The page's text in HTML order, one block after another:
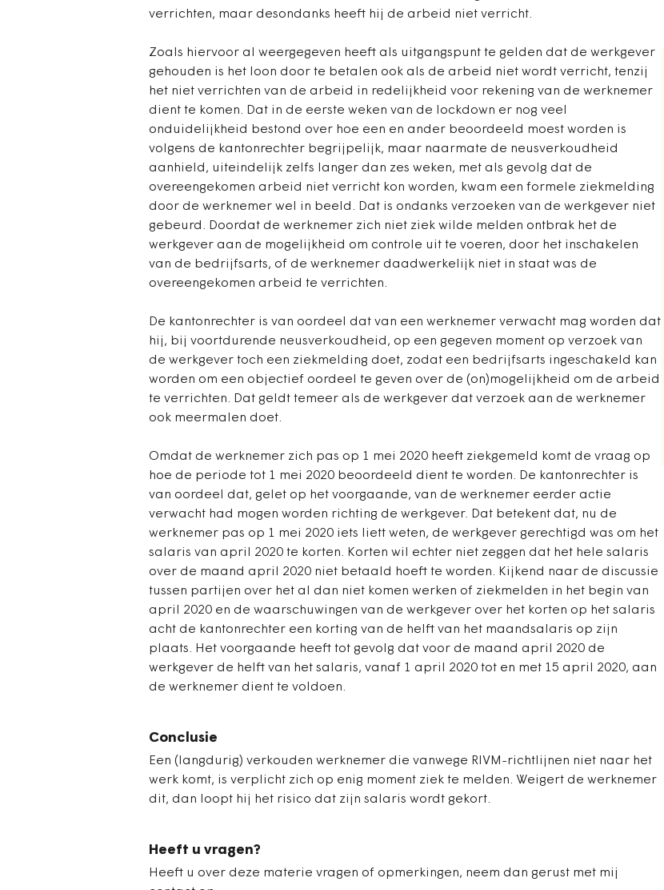
verrichten, maar desondanks heeft hij de arbeid niet verricht.
Zoals hiervoor al weergegeven heeft als uitgangspunt te gelden dat de werkgever
gehouden is het loon door te betalen ook als de arbeid niet wordt verricht, tenzij
het niet verrichten van de arbeid in redelijkheid voor rekening van de werknemer
dient te komen. Dat in de eerste weken van de lockdown er nog veel
onduidelijkheid bestond over hoe een en ander beoordeeld moest worden is
volgens de kantonrechter begrijpelijk, maar naarmate de neusverkoudheid
aanhield, uiteindelijk zelfs langer dan zes weken, met als gevolg dat de
overeengekomen arbeid niet verricht kon worden, kwam een formele ziekmelding
door de werknemer wel in beeld. Dat is ondanks verzoeken van de werkgever niet
gebeurd. Doordat de werknemer zich niet ziek wilde melden ontbrak het de
werkgever aan de mogelijkheid om controle uit te voeren, door het inschakelen
van de bedrijfsarts, of de werknemer daadwerkelijk niet in staat was de
overeengekomen arbeid te verrichten.
De kantonrechter is van oordeel dat van een werknemer verwacht mag worden dat
hij, bij voortdurende neusverkoudheid, op een gegeven moment op verzoek van
de werkgever toch een ziekmelding doet, zodat een bedrijfsarts ingeschakeld kan
worden om een objectief oordeel te geven over de (on)mogelijkheid om de arbeid
te verrichten. Dat geldt temeer als de werkgever dat verzoek aan de werknemer
ook meermalen doet.
Omdat de werknemer zich pas op 1 mei 2020 heeft ziekgemeld komt de vraag op
hoe de periode tot 1 mei 2020 beoordeeld dient te worden. De kantonrechter is
van oordeel dat, gelet op het voorgaande, van de werknemer eerder actie
verwacht had mogen worden richting de werkgever. Dat betekent dat, nu de
werknemer pas op 1 mei 2020 iets liett weten, de werkgever gerechtigd was om het
salaris van april 2020 te korten. Korten wil echter niet zeggen dat het hele salaris
over de maand april 2020 niet betaald hoeft te worden. Kijkend naar de discussie
tussen partijen over het al dan niet komen werken of ziekmelden in het begin van
april 2020 en de waarschuwingen van de werkgever over het korten op het salaris
acht de kantonrechter een korting van de helft van het maandsalaris op zijn
plaats. Het voorgaande heeft tot gevolg dat voor de maand april 2020 de
werkgever de helft van het salaris, vanaf 1 april 2020 tot en met 15 april 2020, aan
de werknemer dient te voldoen.
Conclusie
Een (langdurig) verkouden werknemer die vanwege RIVM-richtlijnen niet naar het
werk komt, is verplicht zich op enig moment ziek te melden. Weigert de werknemer
dit, dan loopt hij het risico dat zijn salaris wordt gekort.
Heeft u vragen?
Heeft u over deze materie vragen of opmerkingen, neem dan gerust met mij